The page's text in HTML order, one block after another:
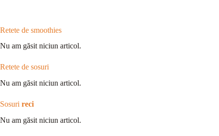
Retete de smoothies
Nu am găsit niciun articol.
Retete de sosuri
Nu am găsit niciun articol.
Sosuri reci
Nu am găsit niciun articol.